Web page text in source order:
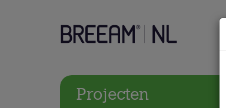
Projecten